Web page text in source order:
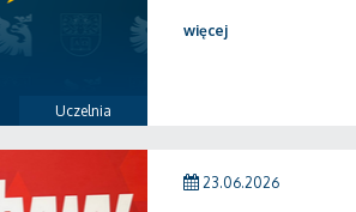
Uczelnia
więcej
23.06.2026